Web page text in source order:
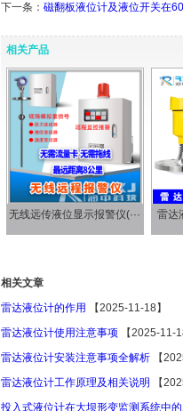
下一条： 磁翻板液位计及液位开关在
相关产品
无线远传液位显示报警仪(··· 雷达
相关文章
雷达液位计的作用
【2025-11-18】
雷达液位计使用注意事项【2025-11-
雷达液位计安装注意事项全解析【
雷达液位计工作原理及相关说明
【
投入式液位计在大坝形变监测系统中的